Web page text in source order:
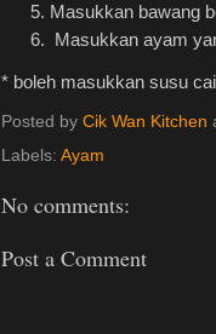
Masukkan bawang
Masukkan ayam
* boleh masukkan susu
Posted by Cik Wan Kitchen
Labels: Ayam
No comments:
Post a Comment